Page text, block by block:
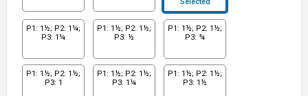
P1: 1½; P2: 1¼;
P3: 1¼
P1: 1½; P2: 1½;
P3: ½
P1: 1½; P2: 1½;
P3: ¾
P1: 1½; P2: 1½;
P3: 1
P1: 1½; P2: 1½;
P3: 1¼
P1: 1½; P2: 1½;
P3: 1½